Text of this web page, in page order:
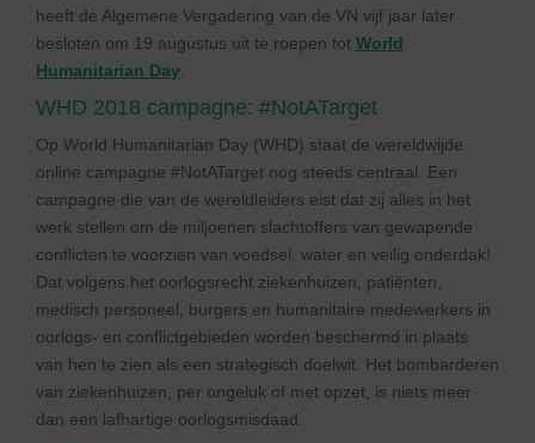
heeft de Algemene Vergadering van de VN vijf jaar later
besloten om 19 augustus uit te roepen tot World
Humanitarian Day
WHD 2018 campagne: #NotATarget
Op World Humanitarian Day (WHD) staat de wereldwijde
online campagne #NotATarget nog steeds centraal. Een
campagne die van de wereldleiders eist dat zij alles in het
werk stellen om de miljoenen slachtoffers van gewapende
conflicten te voorzien van voedsel, water en veilig onderdak!
Dat volgens het oorlogsrecht ziekenhuizen, patiënten,
medisch personeel, burgers en humanitaire medewerkers in
oorlogs- en conflictgebieden worden beschermd in plaats
van hen te zien als een strategisch doelwit. Het bombarderen
van ziekenhuizen, per ongeluk of met opzet, is niets meer
dan een lafhartige oorlogsmisdaad.